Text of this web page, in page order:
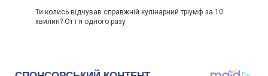
Ти колись відчував справжній кулінарний тріумф за 10
хвилин? От і я одного разу